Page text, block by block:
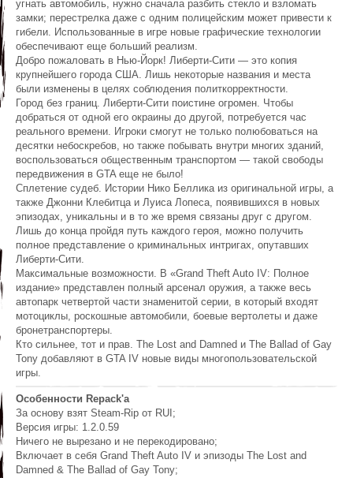
угнать автомобиль, нужно сначала разбить стекло и взломать
замки; перестрелка даже с одним полицейским может привести к
гибели. Использованные в игре новые графические технологии
обеспечивают еще больший реализм.
Добро пожаловать в Нью-Йорк! Либерти-Сити — это копия
крупнейшего города США. Лишь некоторые названия и места
были изменены в целях соблюдения политкорректности.
Город без границ. Либерти-Сити поистине огромен. Чтобы
добраться от одной его окраины до другой, потребуется час
реального времени. Игроки смогут не только полюбоваться на
десятки небоскребов, но также побывать внутри многих зданий,
воспользоваться общественным транспортом — такой свободы
передвижения в GTA еще не было!
Сплетение судеб. Истории Нико Беллика из оригинальной игры, а
также Джонни Клебитца и Луиса Лопеса, появившихся в новых
эпизодах, уникальны и в то же время связаны друг с другом.
Лишь до конца пройдя путь каждого героя, можно получить
полное представление о криминальных интригах, опутавших
Либерти-Сити.
Максимальные возможности. В «Grand Theft Auto IV: Полное
издание» представлен полный арсенал оружия, а также весь
автопарк четвертой части знаменитой серии, в который входят
мотоциклы, роскошные автомобили, боевые вертолеты и даже
бронетранспортеры.
Кто сильнее, тот и прав. The Lost and Damned и The Ballad of Gay
Tony добавляют в GTA IV новые виды многопользовательской
игры.
Особенности Repack'a
За основу взят Steam-Rip от RUI;
Версия игры: 1.2.0.59
Ничего не вырезано и не перекодировано;
Включает в себя Grand Theft Auto IV и эпизоды The Lost and
Damned & The Ballad of Gay Tony;